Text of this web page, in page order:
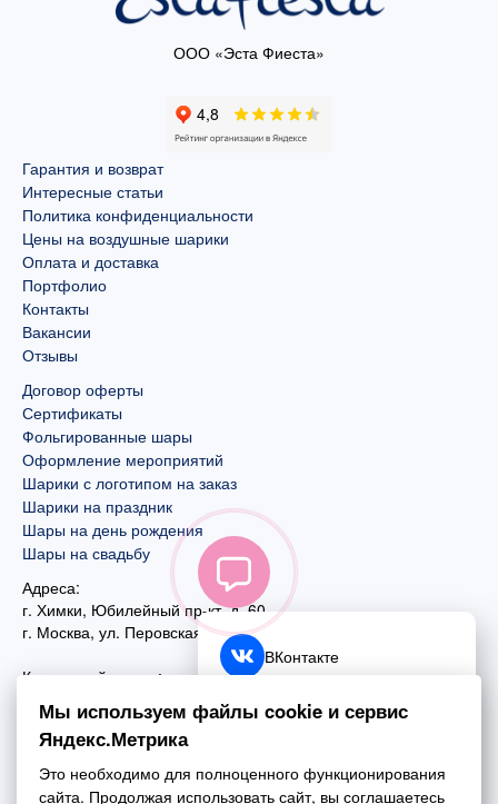
ООО «Эста Фиеста»
Гарантия и возврат
Интересные статьи
Политика конфиденциальности
Цены на воздушные шарики
Оплата и доставка
Портфолио
Контакты
Вакансии
Отзывы
Договор оферты
Сертификаты
Фольгированные шары
Оформление мероприятий
Шарики с логотипом на заказ
Шарики на праздник
Шары на день рождения
Шары на свадьбу
Адреса:
г. Химки, Юбилейный пр-кт, д. 60
г. Москва, ул. Перовская, д. 59
Контактный номер:
+7 (495) 970-44-75
Почта:
mail@esta-fiesta.ru
ВКонтакте
Telegram
Обратный звонок
Мы используем файлы cookie и сервис
Яндекс.Метрика
Это необходимо для полноценного функционирования
сайта. Продолжая использовать сайт, вы соглашаетесь